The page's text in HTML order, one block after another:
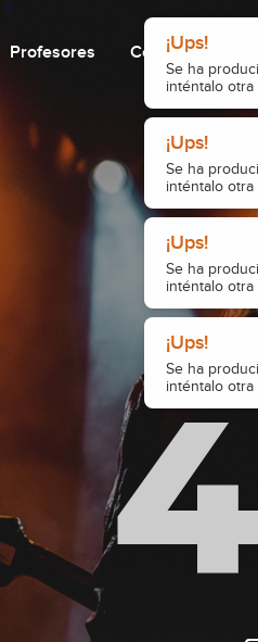
¡Ups!
Se ha
inténtalo
¡Ups!
Se ha
inténtalo
¡Ups!
Se ha
inténtalo
¡Ups!
Se ha
inténtalo
Profesores Cómo funciona